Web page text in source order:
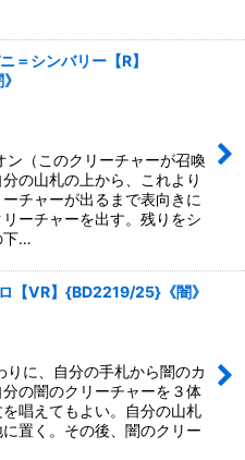
＝シンバリー【R】
ン（このクリーチャーが召喚
の山札の上から、これより
チャーが出るまで表向きに
ーチャーを出す。残りをシ
下…
【VR】{BD2219/25}《闇》
りに、自分の手札から闇のカ
の闇のクリーチャーを３体
唱えてもよい。自分の山札
置く。その後、闇のクリー